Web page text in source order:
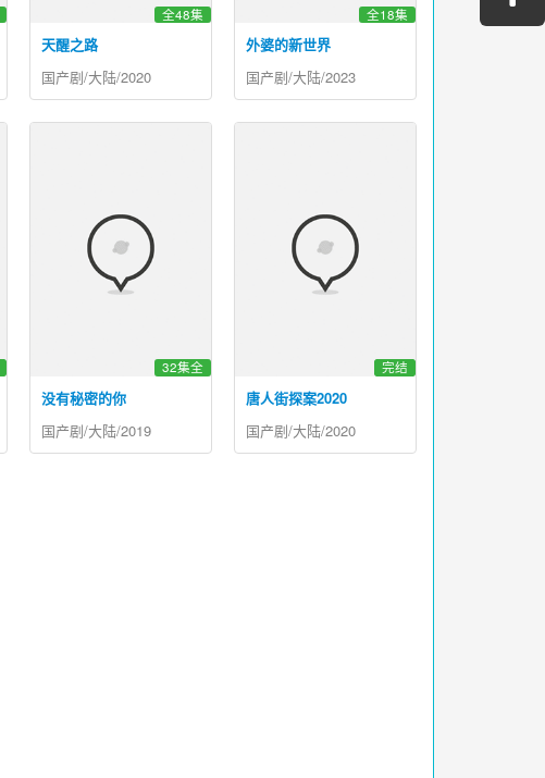
天醒之路
全48集
国产剧/大陆/2020
外婆的新世界
全18集
国产剧/大陆/2023
没有秘密的你
32集全
国产剧/大陆/2019
唐人街探案2020
完结
国产剧/大陆/2020